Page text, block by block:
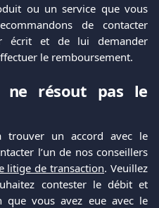
ou un service que vous
de contacter
écrit et de lui demander
le remboursement.
ne résout pas le
trouver un accord avec le
l’un de nos conseillers
litige de transaction. Veuillez
contester le débit et
que vous avez eue avec le